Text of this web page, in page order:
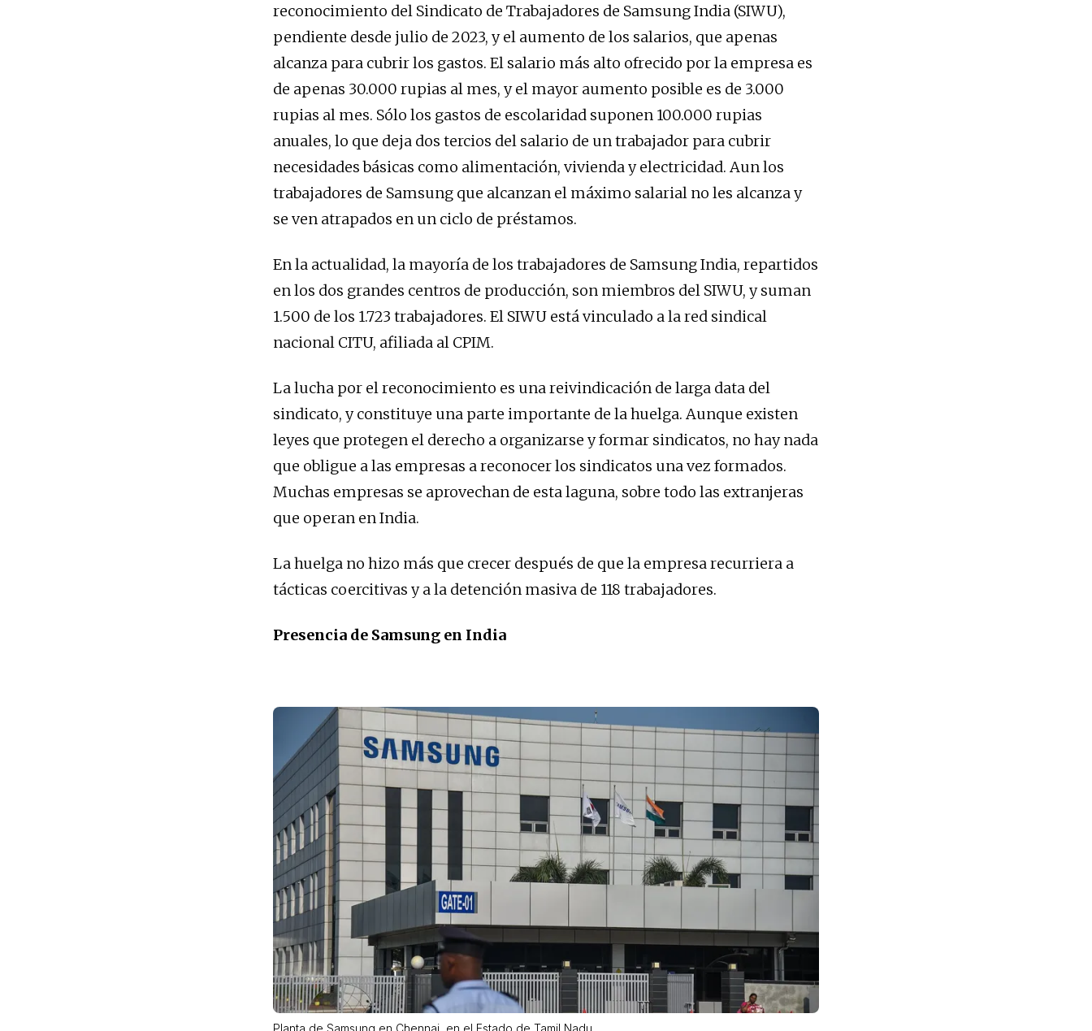
reconocimiento del Sindicato de Trabajadores de Samsung India (SIWU),
pendiente desde julio de 2023, y el aumento de los salarios, que apenas
alcanza para cubrir los gastos. El salario más alto ofrecido por la empresa es
de apenas 30.000 rupias al mes, y el mayor aumento posible es de 3.000
rupias al mes. Sólo los gastos de escolaridad suponen 100.000 rupias
anuales, lo que deja dos tercios del salario de un trabajador para cubrir
necesidades básicas como alimentación, vivienda y electricidad. Aun los
trabajadores de Samsung que alcanzan el máximo salarial no les alcanza y
se ven atrapados en un ciclo de préstamos.
En la actualidad, la mayoría de los trabajadores de Samsung India, repartidos
en los dos grandes centros de producción, son miembros del SIWU, y suman
1.500 de los 1.723 trabajadores. El SIWU está vinculado a la red sindical
nacional CITU, afiliada al CPIM.
La lucha por el reconocimiento es una reivindicación de larga data del
sindicato, y constituye una parte importante de la huelga. Aunque existen
leyes que protegen el derecho a organizarse y formar sindicatos, no hay nada
que obligue a las empresas a reconocer los sindicatos una vez formados.
Muchas empresas se aprovechan de esta laguna, sobre todo las extranjeras
que operan en India.
La huelga no hizo más que crecer después de que la empresa recurriera a
tácticas coercitivas y a la detención masiva de 118 trabajadores.
Presencia de Samsung en India